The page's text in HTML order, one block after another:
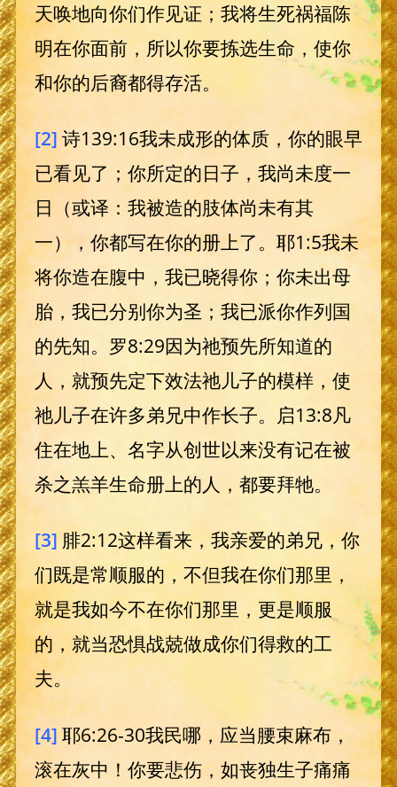
天唤地向你们作见证；我将生死祸福陈
明在你面前，所以你要拣选生命，使你
和你的后裔都得存活。
[2] 诗139:16我未成形的体质，你的眼早
已看见了；你所定的日子，我尚未度一
日（或译：我被造的肢体尚未有其
一），你都写在你的册上了。耶1:5我未
将你造在腹中，我已晓得你；你未出母
胎，我已分别你为圣；我已派你作列国
的先知。罗8:29因为祂预先所知道的
人，就预先定下效法祂儿子的模样，使
祂儿子在许多弟兄中作长子。启13:8凡
住在地上、名字从创世以来没有记在被
杀之羔羊生命册上的人，都要拜牠。
[3] 腓2:12这样看来，我亲爱的弟兄，你
们既是常顺服的，不但我在你们那里，
就是我如今不在你们那里，更是顺服
的，就当恐惧战兢做成你们得救的工
夫。
[4] 耶6:26-30我民哪，应当腰束麻布，
滚在灰中！你要悲伤，如丧独生子痛痛